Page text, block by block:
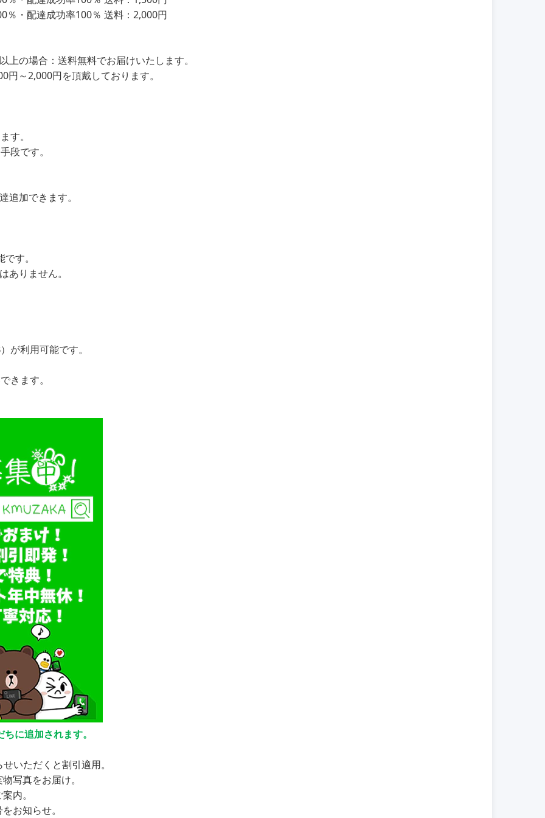
％・配達成功率100％ 送料：2,000円
の場合：送料無料でお届けいたします。
～2,000円を頂戴しております。
す。
段です。
追加できます。
す。
ありません。
が利用可能です。
きます。
に追加されます。
いただくと割引適用。
写真をお届け。
内。
お知らせ。